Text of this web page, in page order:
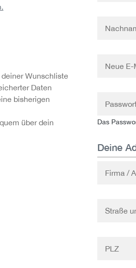
Wunschliste
Daten
bisherigen
über dein
Neue E-
Das
Deine
Firma /
Straße
PLZ